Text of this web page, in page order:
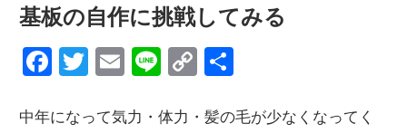
基板の自作に挑戦してみる
Facebook
Twitter
EmailLineCopy
中年になって気力・体力・髪の毛が少なくなってく